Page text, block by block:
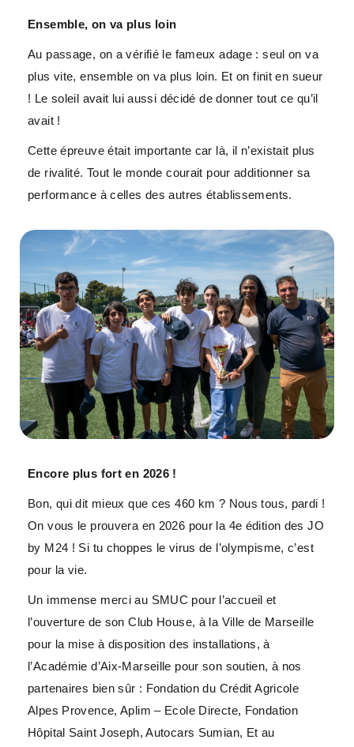
Ensemble, on va plus loin
Au passage, on a vérifié le fameux adage : seul on va
plus vite, ensemble on va plus loin. Et on finit en sueur
! Le soleil avait lui aussi décidé de donner tout ce qu’il
avait !
Cette épreuve était importante car là, il n’existait plus
de rivalité. Tout le monde courait pour additionner sa
performance à celles des autres établissements.
Encore plus fort en 2026 !
Bon, qui dit mieux que ces 460 km ? Nous tous, pardi !
On vous le prouvera en 2026 pour la 4e édition des JO
by M24 ! Si tu choppes le virus de l’olympisme, c’est
pour la vie.
Un immense merci au SMUC pour l’accueil et
l’ouverture de son Club House, à la Ville de Marseille
pour la mise à disposition des installations, à
l’Académie d’Aix-Marseille pour son soutien, à nos
partenaires bien sûr : Fondation du Crédit Agricole
Alpes Provence, Aplim – Ecole Directe, Fondation
Hôpital Saint Joseph, Autocars Sumian, Et au